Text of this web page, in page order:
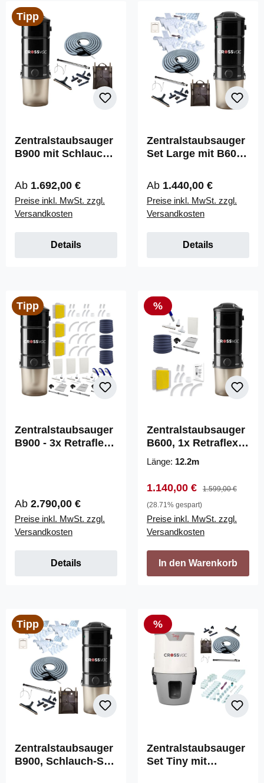
Tipp
Zentralstaubsauger
B900 mit Schlauch-
Regulärer Preis:
Ab 1.692,00 €
Preise inkl. MwSt. zzgl.
Versandkosten
Details
Zentralstaubsauger
Set Large mit B600,
On/Off, 6x
Saugdosen &
Installationsmaterial
Regulärer Preis:
Ab 1.440,00 €
Preise inkl. MwSt. zzgl.
Versandkosten
Details
Tipp
Zentralstaubsauger
B900 - 3x Retraflex -
Regulärer Preis:
Ab 2.790,00 €
Preise inkl. MwSt. zzgl.
Versandkosten
Details
Rabatt
%
Zentralstaubsauger
B600, 1x Retraflex
Schlaucheinzug
12m &
Installationsmaterial
Länge: 12.2m
Verkaufspreis:
1.140,00 € Regulärer Preis:
1.599,00 €
(28.71% gespart)
Preise inkl. MwSt. zzgl.
Versandkosten
In den Warenkorb
Tipp
Zentralstaubsauger
B900, Schlauch-Set
Rabatt
%
Zentralstaubsauger
Set Tiny mit